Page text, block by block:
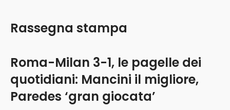
Roma-Milan 3-1, le pagelle dei
quotidiani: Mancini il migliore,
Paredes ‘gran giocata’
Rassegna stampa